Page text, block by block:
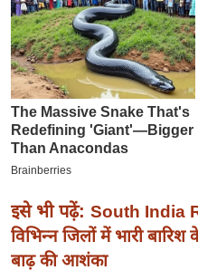
इ
म
ई
-
पे
प
र
मि
सा
ल
इसे भी पढ़ें: South India
विभिन्न जिलों में भारी
बाढ़ की आशंका